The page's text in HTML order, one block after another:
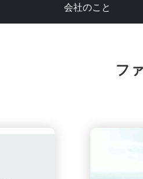
会社のこと
フ